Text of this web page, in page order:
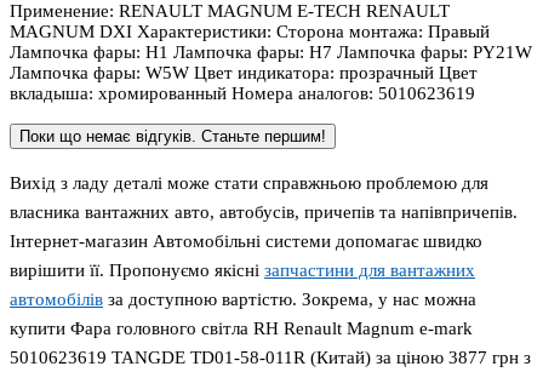
Применение: RENAULT MAGNUM E-TECH RENAULT
MAGNUM DXI Характеристики: Сторона монтажа: Правый
Лампочка фары: H1 Лампочка фары: H7 Лампочка фары: PY21W
Лампочка фары: W5W Цвет индикатора: прозрачный Цвет
вкладыша: хромированный Номера аналогов: 5010623619
Поки що немає відгуків. Станьте першим!
Вихід з ладу деталі може стати справжньою проблемою для
власника вантажних авто, автобусів, причепів та напівпричепів.
Інтернет-магазин Автомобільні системи допомагає швидко
вирішити її. Пропонуємо якісні запчастини для вантажних
автомобілів за доступною вартістю. Зокрема, у нас можна
купити Фара головного світла RH Renault Magnum e-mark
5010623619 TANGDE TD01-58-011R (Китай) за ціною 3877 грн з